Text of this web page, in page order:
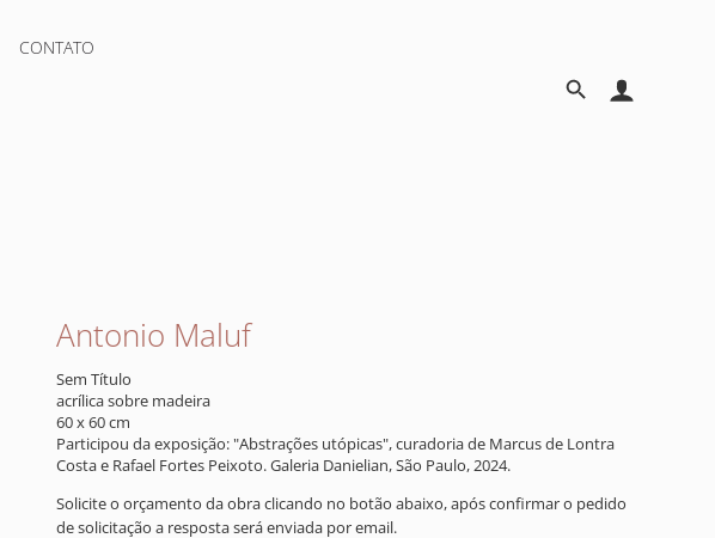
CONTATO
Antonio Maluf
Sem Título
acrílica sobre madeira
60 x 60 cm
Participou da exposição: "Abstrações utópicas", curadoria de Marcus de Lontra
Costa e Rafael Fortes Peixoto. Galeria Danielian, São Paulo, 2024.
Solicite o orçamento da obra clicando no botão abaixo, após confirmar o pedido
de solicitação a resposta será enviada por email.